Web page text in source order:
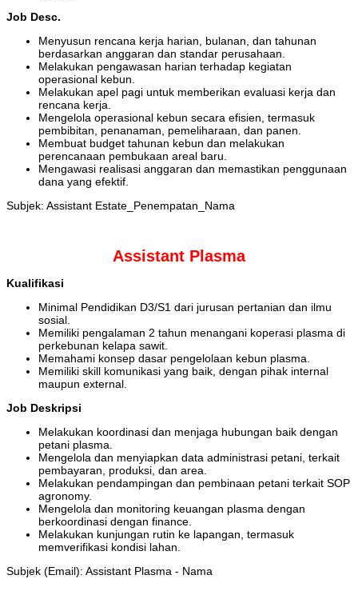
Job Desc.
Menyusun rencana kerja harian, bulanan, dan tahunan
berdasarkan anggaran dan standar perusahaan.
Melakukan pengawasan harian terhadap kegiatan
operasional kebun.
Melakukan apel pagi untuk memberikan evaluasi kerja dan
rencana kerja.
Mengelola operasional kebun secara efisien, termasuk
pembibitan, penanaman, pemeliharaan, dan panen.
Membuat budget tahunan kebun dan melakukan
perencanaan pembukaan areal baru.
Mengawasi realisasi anggaran dan memastikan penggunaan
dana yang efektif.
Subjek: Assistant Estate_Penempatan_Nama
Assistant Plasma
Kualifikasi
Minimal Pendidikan D3/S1 dari jurusan pertanian dan ilmu
sosial.
Memiliki pengalaman 2 tahun menangani koperasi plasma di
perkebunan kelapa sawit.
Memahami konsep dasar pengelolaan kebun plasma.
Memiliki skill komunikasi yang baik, dengan pihak internal
maupun external.
Job Deskripsi
Melakukan koordinasi dan menjaga hubungan baik dengan
petani plasma.
Mengelola dan menyiapkan data administrasi petani, terkait
pembayaran, produksi, dan area.
Melakukan pendampingan dan pembinaan petani terkait SOP
agronomy.
Mengelola dan monitoring keuangan plasma dengan
berkoordinasi dengan finance.
Melakukan kunjungan rutin ke lapangan, termasuk
memverifikasi kondisi lahan.
Subjek (Email): Assistant Plasma - Nama